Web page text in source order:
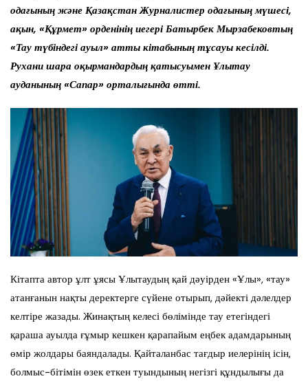
одағының және Қазақстан Журналистер одағының мүшесі,
ақын, «Құрмет» орденінің иегері Батырбек Мырзабековтың
«Тау түбіндегі ауыл» атты кітабының тұсауы кесілді.
Рухани шара оқырмандардың қатысуымен Ұлытау
ауданының «Сапар» орталығында өтті.
Кітапта автор ұлт ұясы Ұлытаудың қай дәуірден «Ұлы», «тау»
атанғанын нақты деректерге сүйене отырып, дәйекті дәлелдер
келтіре жазады. Жинақтың келесі бөлімінде тау етегіндегі
қараша ауылда ғұмыр кешкен қарапайым еңбек адамдарының
өмір жолдары баяндалады. Қайталанбас тағдыр иелерінің ісін,
болмыс-бітімін өзек еткен туындының негізгі құндылығы да